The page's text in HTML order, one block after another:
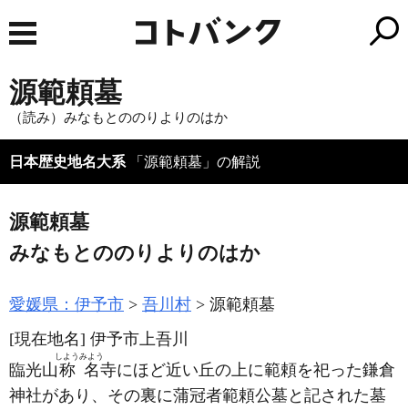
源範頼墓
（読み）みなもとののりよりのはか
日本歴史地名大系 「源範頼墓」の解説
源範頼墓
みなもとののりよりのはか
愛媛県：伊予市 吾川村
源範頼墓
[現在地名] 伊予市上吾川
臨光山称名
しようみよう
寺にほど近い丘の上に範頼を祀った鎌倉
神社があり、その裏に蒲冠者範頼公墓と記された墓